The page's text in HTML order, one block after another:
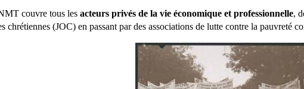
couvre tous les acteurs privés de la vie économique et professionnelle,
chrétiennes (JOC) en passant par des associations de lutte contre la pauvreté